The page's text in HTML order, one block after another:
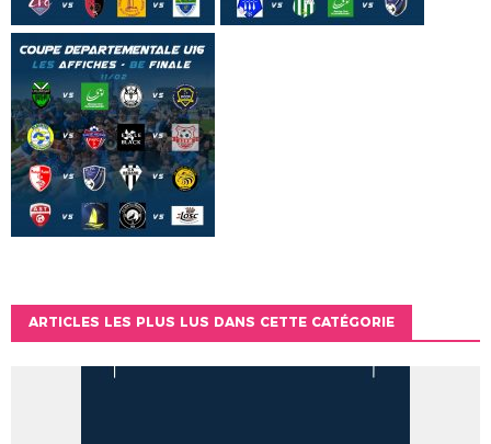
ARTICLES LES PLUS LUS DANS CETTE CATÉGORIE